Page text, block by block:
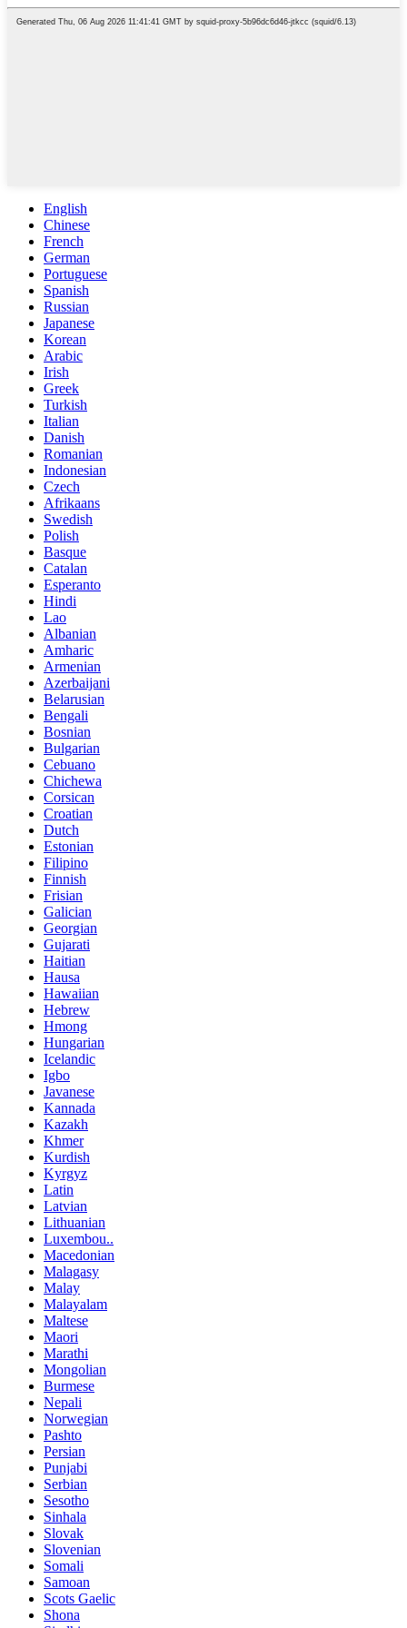
English
Chinese
French
German
Portuguese
Spanish
Russian
Japanese
Korean
Arabic
Irish
Greek
Turkish
Italian
Danish
Romanian
Indonesian
Czech
Afrikaans
Swedish
Polish
Basque
Catalan
Esperanto
Hindi
Lao
Albanian
Amharic
Armenian
Azerbaijani
Belarusian
Bengali
Bosnian
Bulgarian
Cebuano
Chichewa
Corsican
Croatian
Dutch
Estonian
Filipino
Finnish
Frisian
Galician
Georgian
Gujarati
Haitian
Hausa
Hawaiian
Hebrew
Hmong
Hungarian
Icelandic
Igbo
Javanese
Kannada
Kazakh
Khmer
Kurdish
Kyrgyz
Latin
Latvian
Lithuanian
Luxembou..
Macedonian
Malagasy
Malay
Malayalam
Maltese
Maori
Marathi
Mongolian
Burmese
Nepali
Norwegian
Pashto
Persian
Punjabi
Serbian
Sesotho
Sinhala
Slovak
Slovenian
Somali
Samoan
Scots Gaelic
Shona